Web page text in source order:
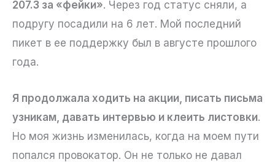
207.3 за «фейки». Через год статус сняли, а
подругу посадили на 6 лет. Мой последний
пикет в ее поддержку был в августе прошлого
года.
Я продолжала ходить на акции, писать письма
узникам, давать интервью и клеить листовки.
Но моя жизнь изменилась, когда на моем пути
попался провокатор. Он не только не давал